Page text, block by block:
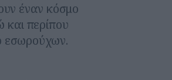
έναν κόσμο
περίπου
εσωρούχων.